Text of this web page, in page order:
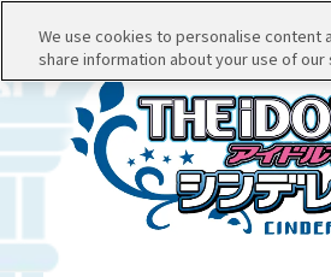
We use cookies to personalise content
share information about your use of